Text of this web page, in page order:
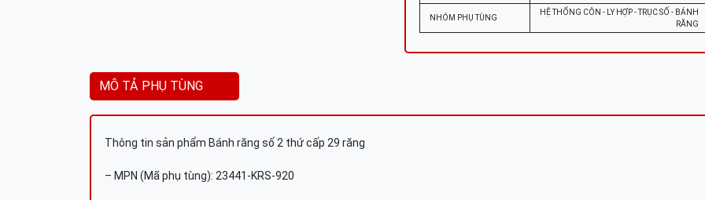
NHÓM PHỤ TÙNG
HỆ THỐNG CÔN - LY HỢP - TRỤC SỐ - BÁNH
RĂNG
MÔ TẢ PHỤ TÙNG
Thông tin sản phẩm Bánh răng số 2 thứ cấp 29 răng
– MPN (Mã phụ tùng): 23441-KRS-920